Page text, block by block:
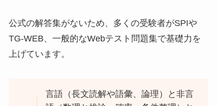
公式の解答集がないため、多くの受験者がSPIや
TG-WEB、一般的なWebテスト問題集で基礎力を
上げています。
言語（長文読解や語彙、論理）と非言